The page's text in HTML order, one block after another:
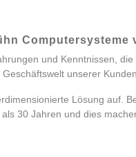
Computersysteme
und Kenntnissen,
unserer
Lösung auf.
30 Jahren und dies